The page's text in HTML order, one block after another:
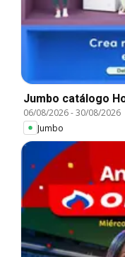
Jumbo catálogo
06/08/2026-30/08/2026
Jumbo